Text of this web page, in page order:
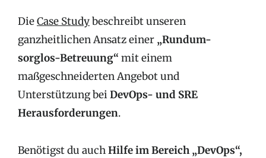
DieCase Studybeschreibt unseren
ganzheitlichen Ansatz einer „Rundum-
sorglos-Betreuung“ mit einem
maßgeschneiderten Angebot und
Unterstützung bei DevOps- und SRE
Herausforderungen.
Benötigst du auchHilfe im Bereich „DevOps“,